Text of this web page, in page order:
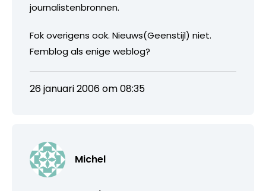
journalistenbronnen.
Fok overigens ook. Nieuws(Geenstijl) niet.
Femblog als enige weblog?
26 januari 2006 om 08:35
Michel